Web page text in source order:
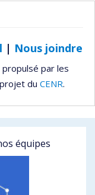
| Nous joindre
par les
du CENR.
équipes